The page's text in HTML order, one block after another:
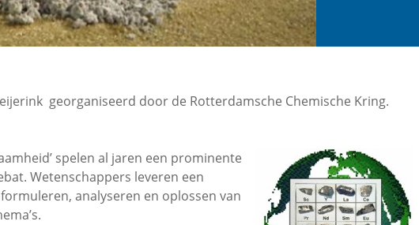
georganiseerd door de Rotterdamsche Chemische Kring.
spelen al jaren een prominente
Wetenschappers leveren een
analyseren en oplossen van